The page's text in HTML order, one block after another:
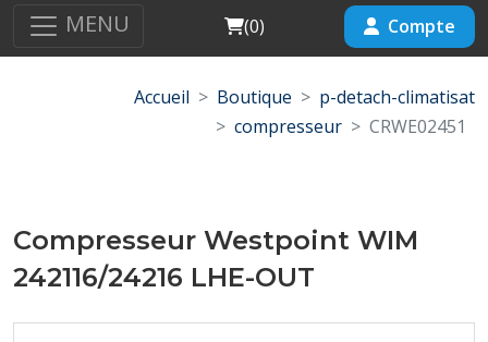
MENU Cart
(0) Compte
Accueil Boutique
p-detach-climatisat
compresseur
CRWE02451
Compresseur Westpoint WIM
242116/24216 LHE-OUT